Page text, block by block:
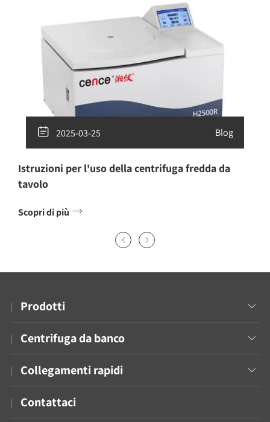
 2025-03-25 Blog
Istruzioni per l'uso della centrifuga fredda da
tavolo
Scopri di più 
 
Prodotti 
Centrifuga da banco 
Collegamenti rapidi 
Contattaci